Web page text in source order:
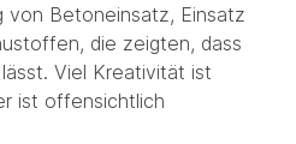
von Betoneinsatz, Einsatz
die zeigten, dass
Viel Kreativität ist
ist offensichtlich